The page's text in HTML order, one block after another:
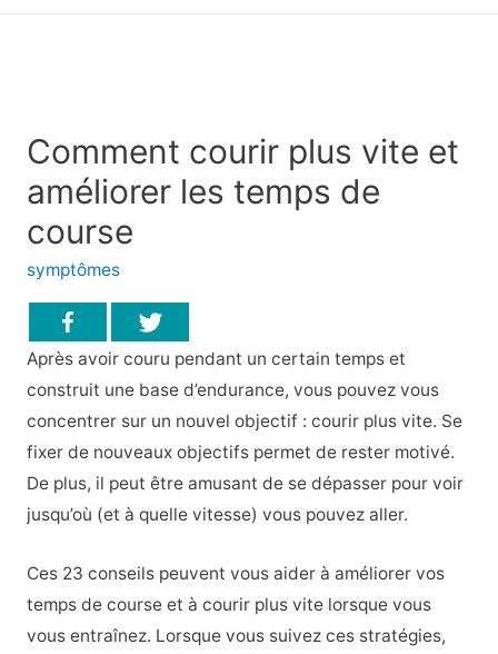
Comment courir plus vite et
améliorer les temps de
course
symptômes
Après avoir couru pendant un certain temps et
construit une base d’endurance, vous pouvez vous
concentrer sur un nouvel objectif : courir plus vite. Se
fixer de nouveaux objectifs permet de rester motivé.
De plus, il peut être amusant de se dépasser pour voir
jusqu’où (et à quelle vitesse) vous pouvez aller.
Ces 23 conseils peuvent vous aider à améliorer vos
temps de course et à courir plus vite lorsque vous
vous entraînez. Lorsque vous suivez ces stratégies,